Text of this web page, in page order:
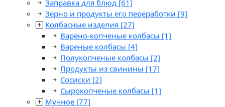
Заправка для блюд [61]
Зерно и продукты его переработки [9]
Колбасные изделия [27]
Варено-копченые колбасы [1]
Вареные колбасы [4]
Полукопченые колбасы [2]
Продукты из свинины [17]
Сосиски [2]
Сырокопченые колбасы [1]
Мучное [77]